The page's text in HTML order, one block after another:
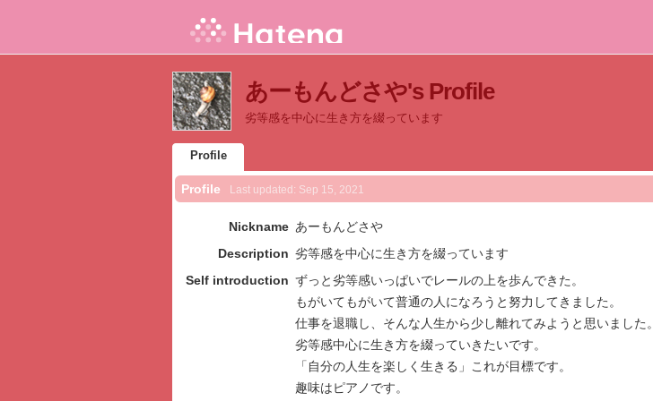
あーもんどさや's Profile
劣等感を中心に生き方を綴っています
Profile
Profile Last updated: Sep 15, 2021
Nickname あーもんどさや
Description 劣等感を中心に生き方を綴っています
Self introduction ずっと劣等感いっぱいでレールの上を歩んできた。
もがいてもがいて普通の人になろうと努力してきました。
仕事を退職し、そんな人生から少し離れてみようと思いました。
劣等感中心に生き方を綴っていきたいです。
「自分の人生を楽しく生きる」これが目標です。
趣味はピアノです。